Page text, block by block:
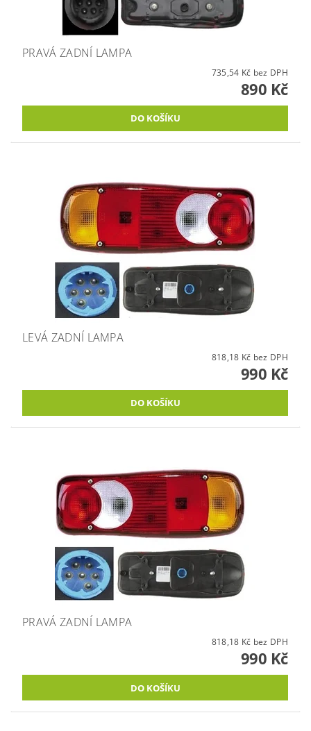
PRAVÁ ZADNÍ LAMPA
735,54 Kč bez DPH
890 Kč
LEVÁ ZADNÍ LAMPA
818,18 Kč bez DPH
990 Kč
PRAVÁ ZADNÍ LAMPA
818,18 Kč bez DPH
990 Kč